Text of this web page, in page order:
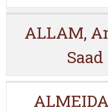
ALLAM,